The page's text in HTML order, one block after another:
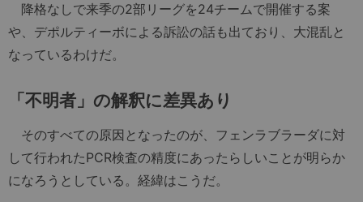
降格なしで来季の2部リーグを24チームで開催する案
や、デポルティーボによる訴訟の話も出ており、大混乱と
なっているわけだ。
「不明者」の解釈に差異あり
そのすべての原因となったのが、フェンラブラーダに対
して行われたPCR検査の精度にあったらしいことが明らか
になろうとしている。経緯はこうだ。